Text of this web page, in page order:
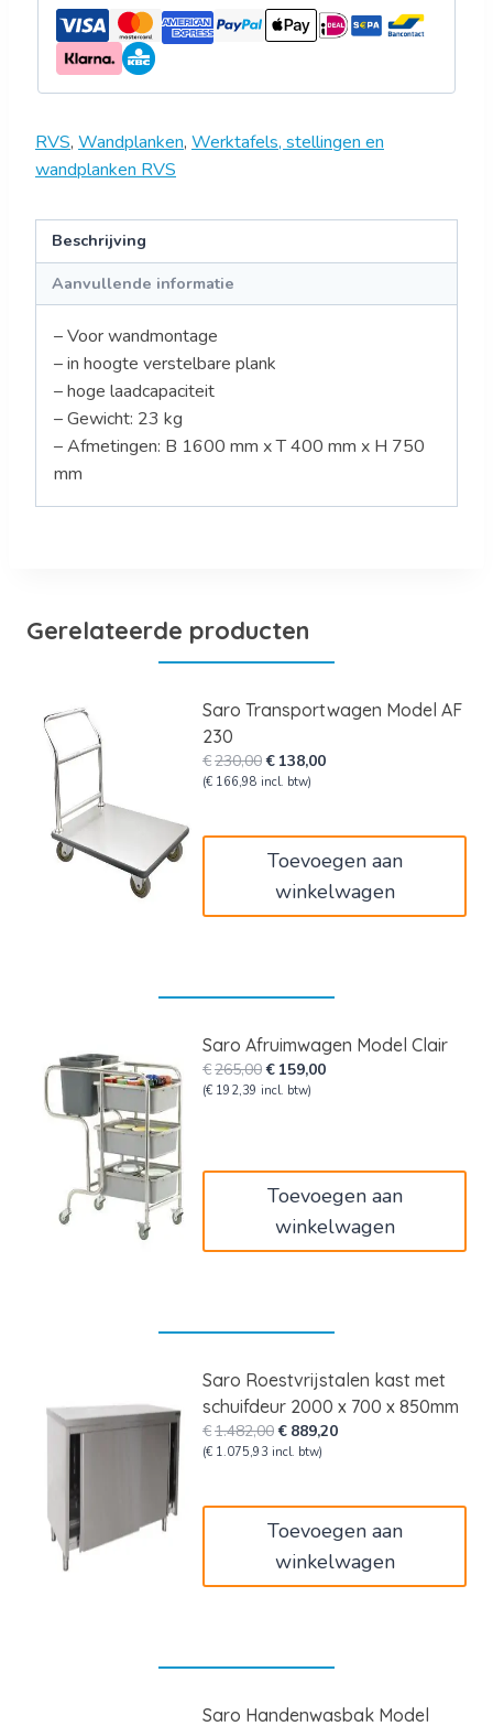
RVS, Wandplanken, Werktafels, stellingen en
wandplanken RVS
Beschrijving
Aanvullende informatie
– Voor wandmontage
– in hoogte verstelbare plank
– hoge laadcapaciteit
– Gewicht: 23 kg
– Afmetingen: B 1600 mm x T 400 mm x H 750
mm
Gerelateerde producten
Saro Transportwagen Model AF
230
€230,00Oorspronkelijke
prijs
€ 138,00Huidige
(€ 166,98 incl. btw)
Toevoegen aan
winkelwagen
Saro Afruimwagen Model Clair
€265,00Oorspronkelijke
prijs
€ 159,00Huidige
(€ 192,39 incl. btw)
Toevoegen aan
winkelwagen
Saro Roestvrijstalen kast met
schuifdeur 2000 x 700 x 850mm
€1.482,00Oorspronkelijke
prijs
€ 889,20Huidige
(€ 1.075,93 incl. btw)
Toevoegen aan
winkelwagen
Saro Handenwasbak Model